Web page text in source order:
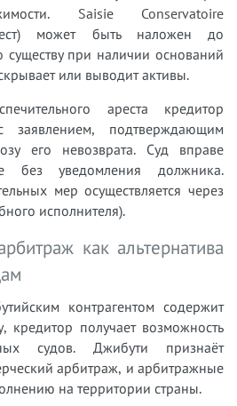
Saisie Conservatoire
может быть наложен до
при наличии оснований
или выводит активы.
ареста кредитор
подтверждающим
его невозврата. Суд вправе
без уведомления должника.
мер осуществляется через
исполнителя).
как альтернатива
контрагентом содержит
кредитор получает возможность
судов. Джибути признаёт
арбитраж, и арбитражные
на территории страны.